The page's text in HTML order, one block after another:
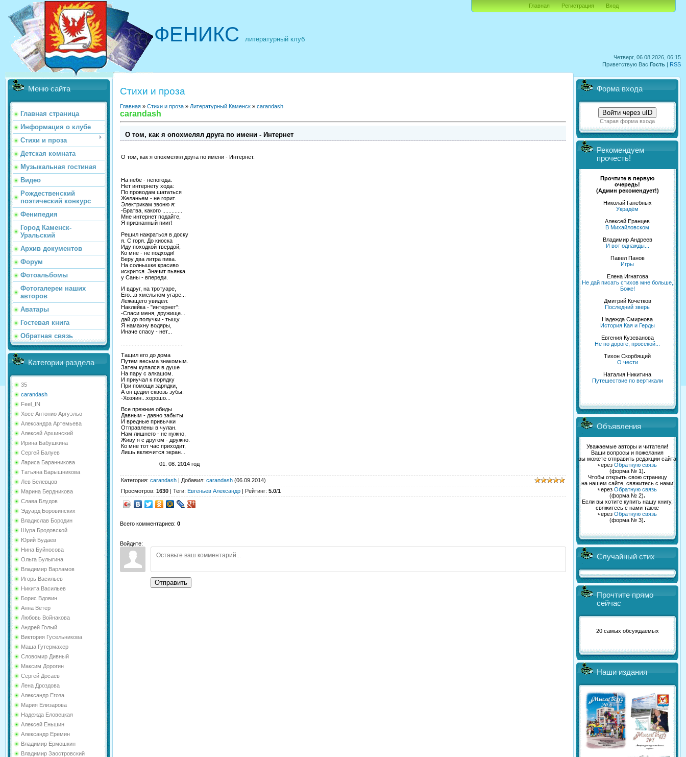
Четверг, 06.08.2026, 06:15
Приветствую Вас Гость | RSS
ФЕНИКС литературный клуб
Главная Регистрация Вход
Меню сайта
Главная страница
Информация о клубе
Стихи и проза
Детская комната
Музыкальная гостиная
Видео
Рождественский
поэтический конкурс
Фенипедия
Город Каменск-
Уральский
Архив документов
Форум
Фотоальбомы
Фотогалереи наших
авторов
Аватары
Гостевая книга
Обратная связь
Категории раздела
35
carandash
Feel_IN
Хосе Антонио Аргуэльо
Александра Артемьева
Алексей Аршинский
Ирина Бабушкина
Сергей Балуев
Лариса Баранникова
Татьяна Барышникова
Лев Белевцов
Марина Бердникова
Слава Блудов
Эдуард Боровинских
Владислав Бородин
Шура Бродовской
Юрий Будаев
Нина Буйносова
Ольга Булыгина
Владимир Варламов
Игорь Васильев
Никита Васильев
Борис Вдовин
Анна Ветер
Любовь Войнакова
Андрей Голый
Виктория Гусельникова
Маша Гутермахер
Словомир Дивный
Максим Дорогин
Сергей Досаев
Лена Дроздова
Александр Егоза
Мария Елизарова
Надежда Еловецкая
Алексей Еньшин
Александр Еремин
Владимир Ермошкин
Владимир Заостровский
Стихи и проза
Главная » Стихи и проза » Литературный Каменск » carandash
carandash
О том, как я опохмелял друга по имени - Интернет
О том, как я опохмелял друга по имени - Интернет.
На небе - непогода.
Нет интернету хода:
По проводам шататься
Желаньем - не горит.
Электрикам звоню я:
-Братва, какого .............
Мне интернет подайте,
Я признанный пиит!
Решил нажраться в доску
я. С горя. До киоска
Иду походкой твердой,
Ко мне - не подходи!
Беру два литра пива.
На солнышке красиво
искрится. Значит пьянка
у Саны - впереди.
И вдруг, на тротуаре,
Его...в хмельном угаре...
Лежащего увидел:
Наклейка - "интернет":
-Спаси меня, дружище...
дай до получки - тыщу.
Я намахну водяры,
Иначе спасу - нет...
Тащил его до дома
Путем весьма знакомым.
Затем купался в душе
На пару с алкашом.
И приучал к порядку
При помощи зарядки,
А он цедил сквозь зубы:
-Хозяин...хорошо...
Все прежние обиды
Давным - давно забыты
И вредные привычки
Отправлены в чулан.
Нам лишнего - не нужно,
Живу я с другом - дружно.
Ко мне тот час приходит,
Лишь включится экран...
01. 08. 2014 год
Категория: carandash | Добавил: carandash (06.09.2014)
Просмотров: 1630 | Теги: Евгеньев Александр | Рейтинг: 5.0/1
Всего комментариев: 0
Войдите:
Отправить
Форма входа
Войти через uID
Старая форма входа
Рекомендуем
прочесть!
Прочтите в первую
очередь!
(Админ рекомендует!)
Николай Ганебных
Украдём
Алексей Еранцев
В Михайловском
Владимир Андреев
И вот однажды...
Павел Панов
Игры
Елена Игнатова
Не дай писать стихов мне больше,
Боже!
Дмитрий Кочетков
Последний зверь
Надежда Смирнова
История Кая и Герды
Евгения Кузеванова
Не по дороге, просекой...
Тихон Скорбящий
О чести
Наталия Никитина
Путешествие по вертикали
Объявления
Уважаемые авторы и читатели!
Ваши вопросы и пожелания
вы можете отправить редакции сайта
через Обратную связь
(форма № 1).
Чтобы открыть свою страницу
на нашем сайте, свяжитесь с нами
через Обратную связь
(форма № 2).
Если вы хотите купить нашу книгу,
свяжитесь с нами также
через Обратную связь
(форма № 3).
Случайный стих
Прочтите прямо
сейчас
20 самых обсуждаемых
Наши издания